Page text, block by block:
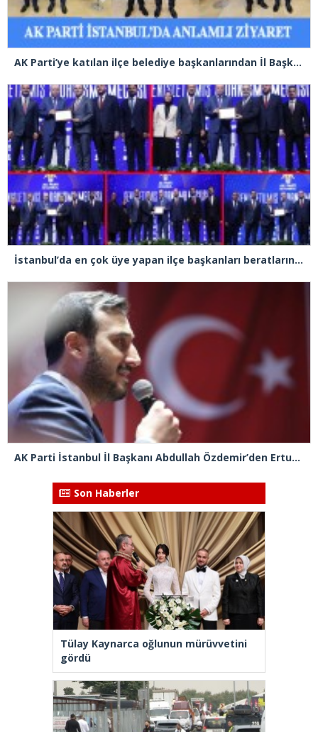
AK Parti’ye katılan ilçe belediye başkanlarından İl Başkanı Özdemir’e ziyaret
İstanbul’da en çok üye yapan ilçe başkanları beratlarını Cumhurbaşkanı Erdoğan’ın elinden aldı
AK Parti İstanbul İl Başkanı Abdullah Özdemir’den Ertuğrul Özkök’e “Franco” tepkisi
Son Haberler
Tülay Kaynarca oğlunun mürüvvetini
gördü